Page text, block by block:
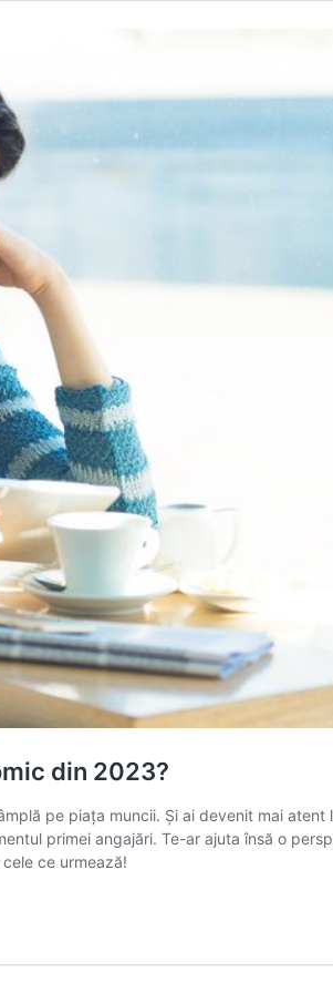
din 2023?
pe piața muncii. Și ai devenit mai
primei angajări. Te-ar ajuta însă o
ce urmează!